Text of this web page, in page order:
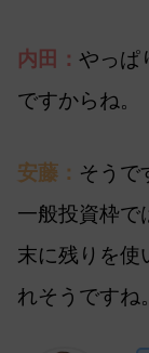
内田： やっぱ
ですからね。
安藤： そうで
一般投資枠で
末に残りを使
れそうですね。